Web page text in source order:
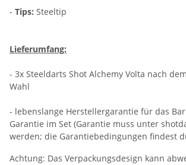
- Tips: Steeltip
Lieferumfang:
- 3x Steeldarts Shot Alchemy Volta nach
Wahl
- lebenslange Herstellergarantie für das
Garantie im Set (Garantie muss unter
werden; die Garantiebedingungen findest
Achtung: Das Verpackungsdesign kann